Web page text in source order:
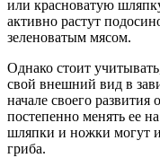
или красноватую
активно растут
зеленоватым мясом.
Однако стоит
свой внешний вид в
начале своего развития
постепенно менять ее
шляпки и ножки могут
гриба.